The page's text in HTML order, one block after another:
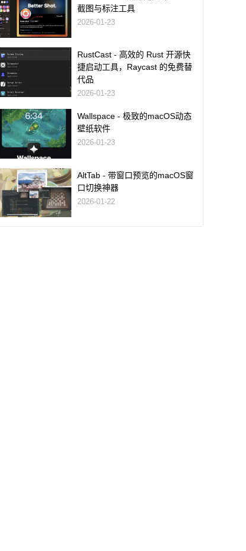
截图与标注工具
2026-01-23
RustCast - 高效的 Rust 开源快
捷启动工具，Raycast 的免费替
代品
2026-01-23
Wallspace - 极致的macOS动态
壁纸软件
2026-01-23
AltTab - 带窗口预览的macOS窗
口切换神器
2026-01-22